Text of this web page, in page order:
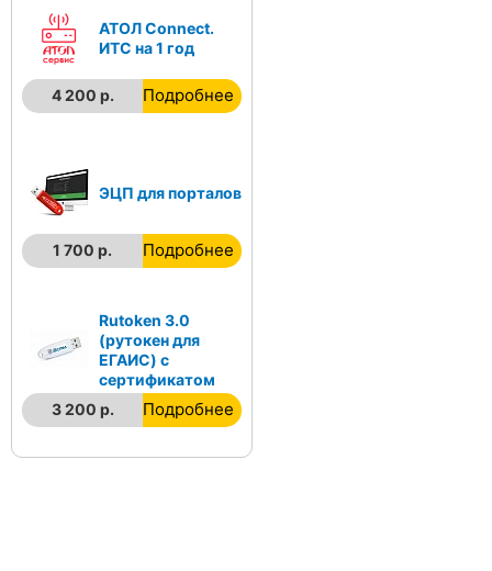
АТОЛ Connect.
ИТС на 1 год
4 200 р. Подробнее
ЭЦП для порталов
1 700 р. Подробнее
Rutoken 3.0
(рутокен для
ЕГАИС) с
сертификатом
3 200 р.
Подробнее